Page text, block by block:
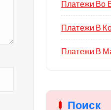
Платежи Во
Платежи В
Платежи В
Поиск